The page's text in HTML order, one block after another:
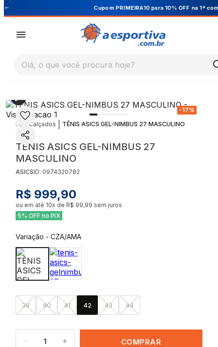
Cupom PRIMEIRA10 para 10% OFF na 1ª compra
Olá, o que você procura hoje?
-17%
Calçados TÊNIS ASICS GEL-NIMBUS 27 MASCULINO
TÊNIS ASICS GEL-NIMBUS 27
MASCULINO
ASICSID: 0974320782
R$ 999,90
ou em até 10x de R$ 99,99 sem juros
5% OFF no PIX
Variação - CZA/AMA
39 40 41 42 43 44
1 COMPRAR